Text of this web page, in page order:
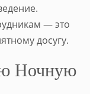
— это
досугу.
Ночную